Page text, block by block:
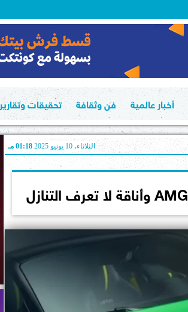
أخبار عالمية فن وثقافة تحقيقات وتقارير
الثلاثاء، 10 يونيو 2025 01:18 مـ